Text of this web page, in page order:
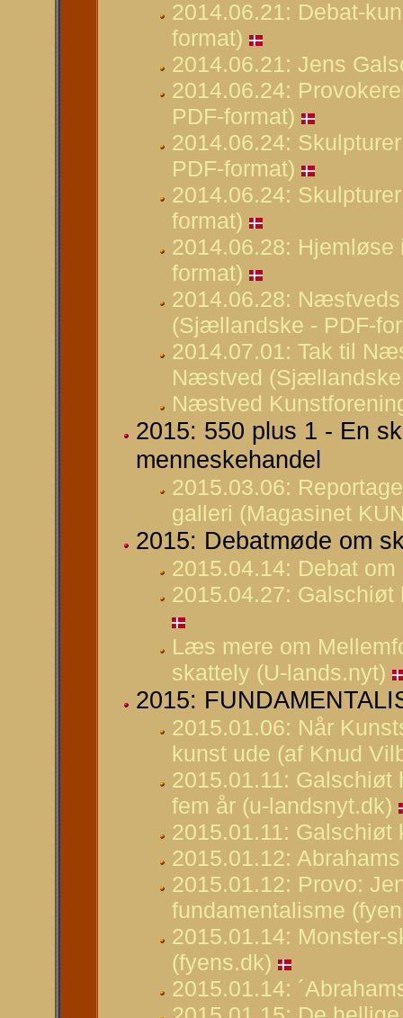
2014.06.21: Debat-
format)
2014.06.21: Jens
2014.06.24:
PDF-format)
2014.06.24:
PDF-format)
2014.06.24:
format)
2014.06.28:
format)
2014.06.28:
(Sjællandske - PDF-
2014.07.01: Tak til
Næstved (Sjællandske
Næstved
2015: 550 plus 1 - En
menneskehandel
2015.03.06:
galleri (Magasinet
2015: Debatmøde om
2015.04.14: Debat
2015.04.27:
Læs mere om
skattely (U-lands.nyt)
2015:
2015.01.06: Når
kunst ude (af Knud
2015.01.11: Galschiøt
fem år (u-landsnyt.dk)
2015.01.11:
2015.01.12:
2015.01.12: Provo:
fundamentalisme
2015.01.14: Monster-
(fyens.dk)
2015.01.14: